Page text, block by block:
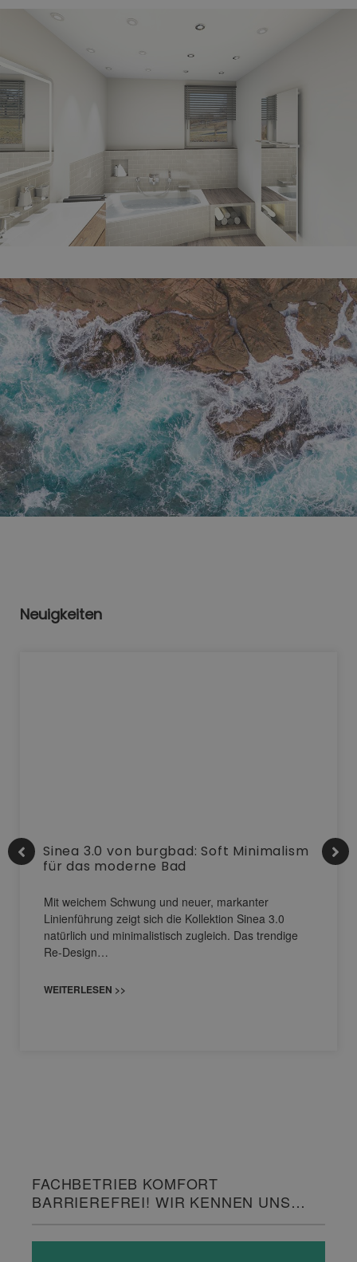
Neuigkeiten
Sinea 3.0 von burgbad: Soft Minimalism
für das moderne Bad
Mit weichem Schwung und neuer, markanter
Linienführung zeigt sich die Kollektion Sinea 3.0
natürlich und minimalistisch zugleich. Das trendige
Re-Design…
WEITERLESEN >>
FACHBETRIEB KOMFORT
BARRIEREFREI! WIR KENNEN UNS